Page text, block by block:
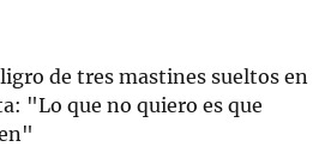
de tres mastines sueltos en
"Lo que no quiero es que